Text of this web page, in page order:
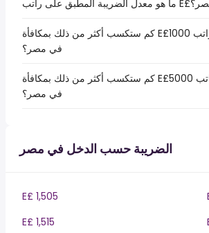
كم ستكسب أكثر من ذلك بمكافأة E£1000 على راتب E£‏١٨٬٠٦٠
في مصر؟
كم ستكسب أكثر من ذلك بمكافأة E£5000 على راتب E£‏١٨٬٠٦٠
في مصر؟
الضريبة حسب الدخل في مصر
E£ 1,505
E£ 1,515